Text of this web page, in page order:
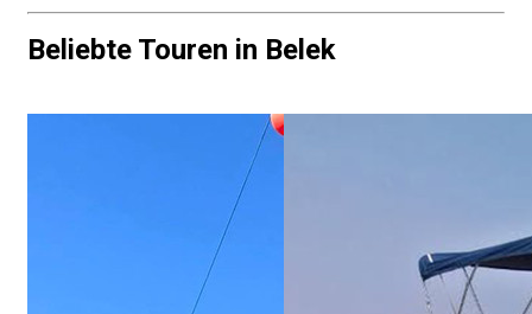
Beliebte Touren in Belek